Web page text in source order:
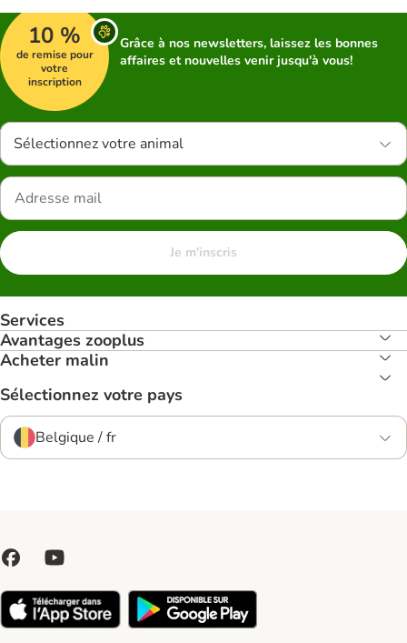
10 %
de remise pour
votre
inscription
Grâce à nos newsletters, laissez les bonnes
affaires et nouvelles venir jusqu'à vous!
Sélectionnez votre animal
Je m'inscris
Services
Avantages zooplus
Acheter malin
Sélectionnez votre pays
Belgique / fr